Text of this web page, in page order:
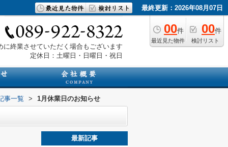
最終更新：2026年08月07日
00件
最近見た物件
00件
検討リスト
終業させていただく場合もございます
定休日：土曜日・日曜日・祝日
事一覧 > 1月休業日のお知らせ
最新記事